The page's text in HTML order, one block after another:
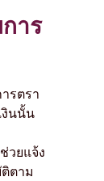
าร
รตรา
นนั้น
วยแจ้ง
ตาม